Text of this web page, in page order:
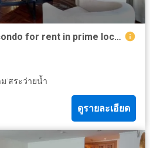
Elegance 4 bedroom condo for rent in prime location of Bangkok
·สระว่ายน้ำ
ดูรายละเอียด